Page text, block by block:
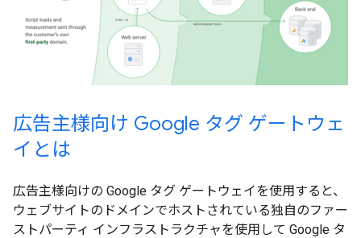
広告主様向け Google タグ ゲートウェ
イとは
広告主様向けの Google タグ ゲートウェイを使用すると、
ウェブサイトのドメインでホストされている独自のファー
ストパーティ インフラストラクチャを使用して Google タ